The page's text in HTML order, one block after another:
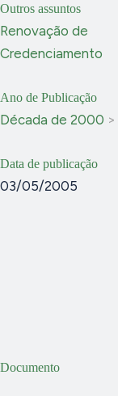
Documento
Outros assuntos
Renovação de
Credenciamento
Ano de Publicação
Década de 2000 >
Data de publicação
03/05/2005